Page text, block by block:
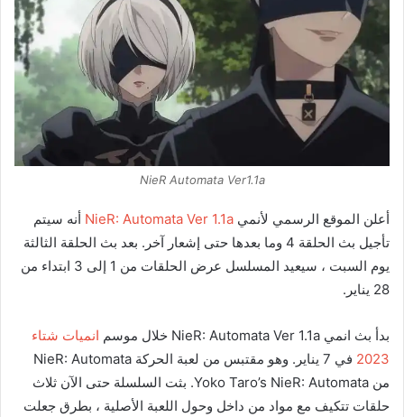
NieR Automata Ver1.1a
أعلن الموقع الرسمي لأنمي NieR: Automata Ver 1.1a أنه سيتم
تأجيل بث الحلقة 4 وما بعدها حتى إشعار آخر. بعد بث الحلقة الثالثة
يوم السبت ، سيعيد المسلسل عرض الحلقات من 1 إلى 3 ابتداء من
28 يناير.
بدأ بث انمي NieR: Automata Ver 1.1a خلال موسم
انميات شتاء
2023
في 7 يناير. وهو مقتبس من لعبة الحركة NieR: Automata
من Yoko Taro’s NieR: Automata. بثت السلسلة حتى الآن ثلاث
حلقات تتكيف مع مواد من داخل وحول اللعبة الأصلية ، بطرق جعلت